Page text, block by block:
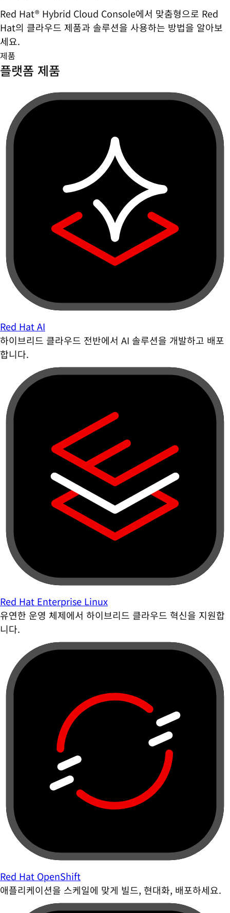
Red Hat® Hybrid Cloud Console에서 맞춤형으로 Red
Hat의 클라우드 제품과 솔루션을 사용하는 방법을 알아보
세요.
제품
플랫폼 제품
Red Hat AI
하이브리드 클라우드 전반에서 AI 솔루션을 개발하고 배포
합니다.
Red Hat Enterprise Linux
유연한 운영 체제에서 하이브리드 클라우드 혁신을 지원합
니다.
Red Hat OpenShift
애플리케이션을 스케일에 맞게 빌드, 현대화, 배포하세요.